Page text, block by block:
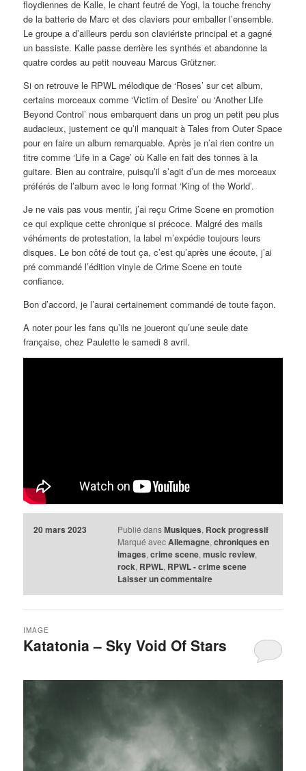
floydiennes de Kalle, le chant feutré de Yogi, la touche frenchy
de la batterie de Marc et des claviers pour emballer l’ensemble.
Le groupe a d’ailleurs perdu son claviériste principal et a gagné
un bassiste. Kalle passe derrière les synthés et abandonne la
quatre cordes au petit nouveau Marcus Grützner.
Si on retrouve le RPWL mélodique de ‘Roses’ sur cet album,
certains morceaux comme ‘Victim of Desire’ ou ‘Another Life
Beyond Control’ nous embarquent dans un prog un petit peu plus
audacieux, justement ce qu’il manquait à Tales from Outer Space
pour en faire un album remarquable. Après je n’ai rien contre un
titre comme ‘Life in a Cage’ où Kalle en fait des tonnes à la
guitare. Bien au contraire, puisqu’il s’agit d’un de mes morceaux
préférés de l’album avec le long format ‘King of the World’.
Je ne vais pas vous mentir, j’ai reçu Crime Scene en promotion
ce qui explique cette chronique si précoce. Malgré des mails
véhéments de protestation, la label m’expédie toujours leurs
disques. Le bon côté de tout ça, c’est qu’après une écoute, j’ai
pré commandé l’édition vinyle de Crime Scene en toute
confiance.
Bon d’accord, je l’aurai certainement commandé de toute façon.
A noter pour les fans qu’ils ne joueront qu’une seule date
française, chez Paulette le samedi 8 avril.
20 mars 2023 Publié dans Musiques, Rock progressif
Marqué avec Allemagne, chroniques en
images, crime scene, music review,
rock, RPWL, RPWL - crime scene
Laisser un commentaire
Katatonia – Sky Void Of Stars
IMAGE